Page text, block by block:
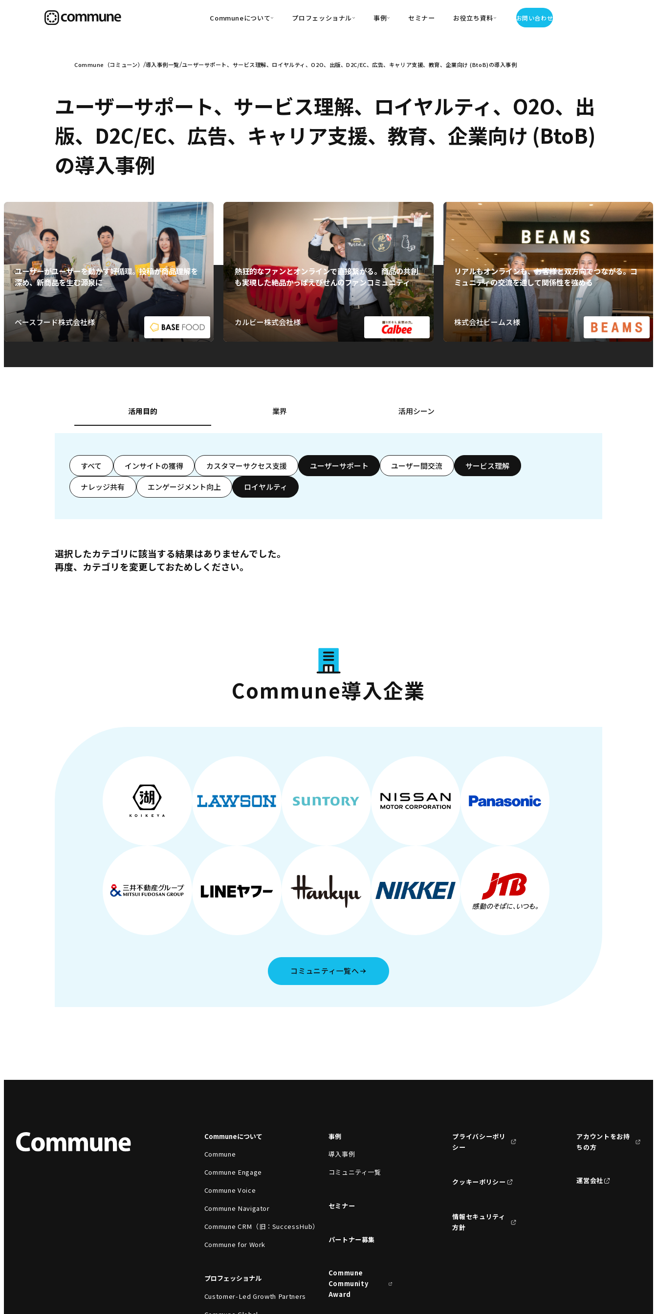
Communeについて
可視化
育成
・Commune Voice ・Commune Navigator
信頼を醸成する信頼起点経営基盤
・Commune CRM（旧：
SuccessHub）
プロフェッショナル
・Customer-Led Growth
事例
導入事例
セミナー お役立ち資料
・お役立ち資料
お問い合わせ
Commune（コミューン） 導入事例一覧 ユーザーサポート、サービス理解、ロイヤルティ、O2O、出版、D2C/EC、広告、キャリア支援、教育、企業向け (BtoB)の導入事例
ユーザーサポート、サービス理解、ロイヤルティ、O2O、出
版、D2C/EC、広告、キャリア支援、教育、企業向け (BtoB)
の導入事例
ユーザーがユーザーを動かす好循環。投稿が商品理解を
深め、新商品を生む源泉に
ベースフード株式会社様
熱狂的なファンとオンラインで直接繋がる。商品の共創
も実現した絶品かっぱえびせんのファンコミュニティ
カルビー株式会社様
リアルもオンラインも、お客様と双方向でつながる。コ
ミュニティの交流を通して関係性を強める
株式会社ビームス様
活用目的 業界 活用シーン
すべて インサイトの獲得 カスタマーサクセス支援 ユーザーサポート ユーザー間交流 サービス理解
ナレッジ共有 エンゲージメント向上 ロイヤルティ
選択したカテゴリに該当する結果はありませんでした。
再度、カテゴリを変更しておためしください。
Commune導入企業
コミュニティ一覧へ
Communeについて
Commune
Commune Engage
Commune Voice
Commune Navigator
Commune CRM（旧：SuccessHub）
Commune for Work
プロフェッショナル
Customer-Led Growth Partners
事例
導入事例
コミュニティ一覧
セミナー
パートナー募集
Commune
Community
Award
プライバシーポリ
シー
クッキーポリシー
情報セキュリティ
方針
アカウントをお持
ちの方
運営会社